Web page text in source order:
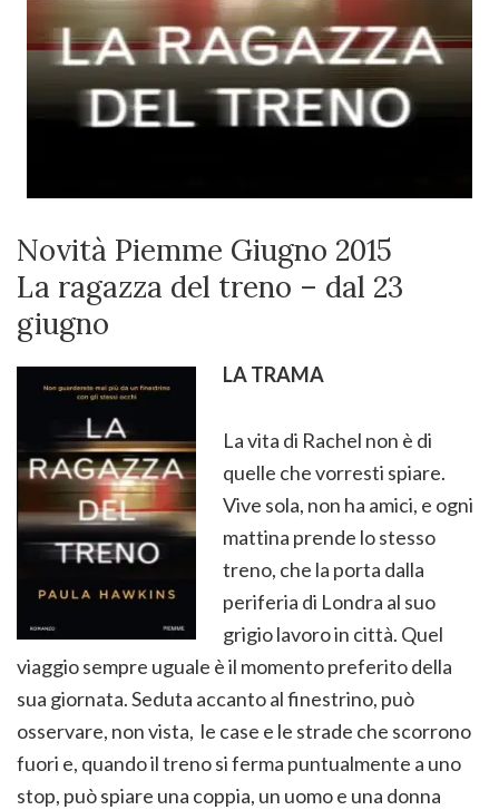
Novità Piemme Giugno 2015
La ragazza del treno – dal 23
giugno
LATRAMA
La vita di Rachel non è di
quelle che vorresti spiare.
Vive sola, non ha amici, e ogni
mattina prende lo stesso
treno, che la porta dalla
periferia di Londra al suo
grigio lavoro in città. Quel
viaggio sempre uguale è il momento preferito della
sua giornata. Seduta accanto al finestrino, può
osservare, non vista, le case e le strade che scorrono
fuori e, quando il treno si ferma puntualmente a uno
stop, può spiare una coppia, un uomo e una donna